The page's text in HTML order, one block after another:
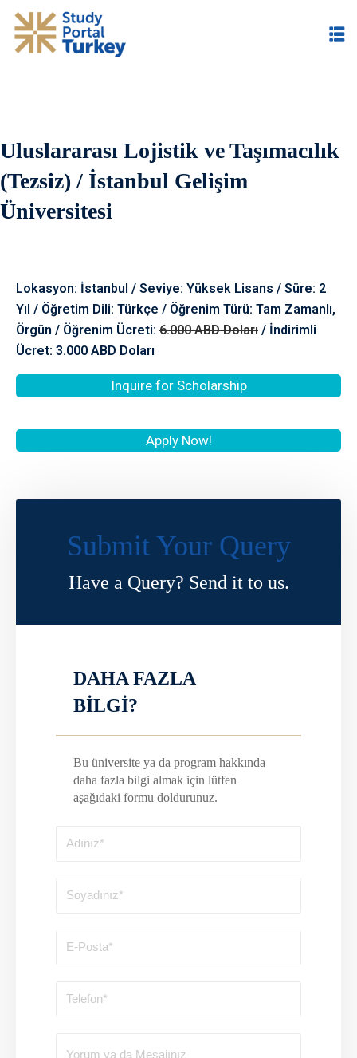
Uluslararası Lojistik ve Taşımacılık
(Tezsiz) / İstanbul Gelişim
Üniversitesi
Lokasyon: İstanbul / Seviye: Yüksek Lisans / Süre: 2
Yıl / Öğretim Dili: Türkçe / Öğrenim Türü: Tam Zamanlı,
Örgün / Öğrenim Ücreti: 6.000 ABD Doları / İndirimli
Ücret: 3.000 ABD Doları
Inquire for Scholarship
Apply Now!
Submit Your Query
Have a Query? Send it to us.
DAHA FAZLA
BİLGİ?
Bu üniversite ya da program hakkında
daha fazla bilgi almak için lütfen
aşağıdaki formu doldurunuz.